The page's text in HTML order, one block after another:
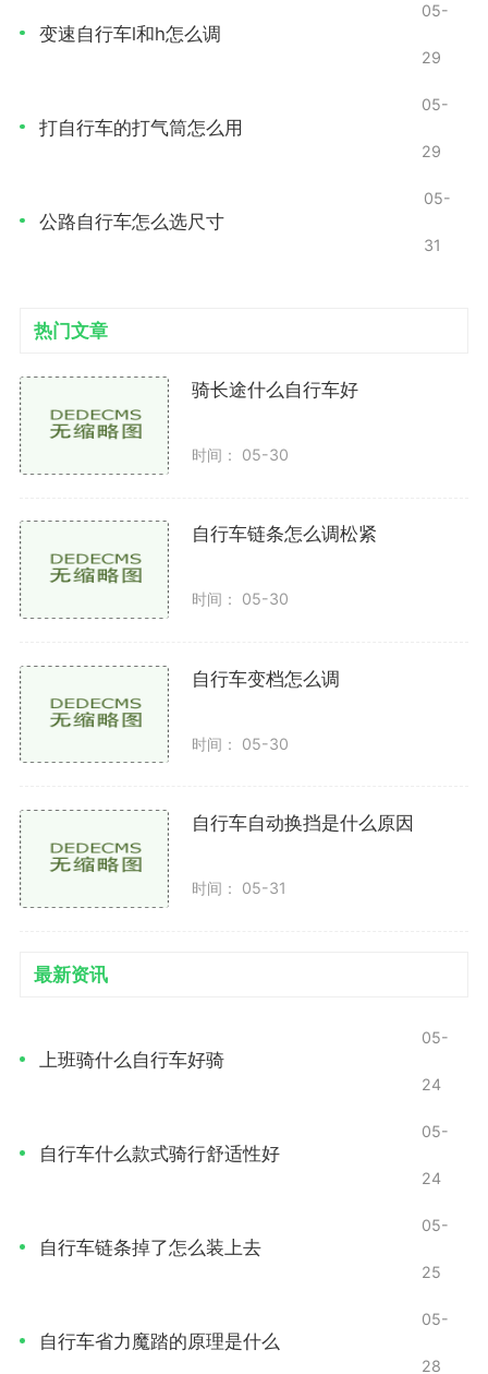
异响：在换挡时，可能会听到链条摩擦或金属撞击
以上症状往往指向变速系统的调节不当，尤其是变
检查变速器
器的外观，确保没有明显的损坏。然后观察链条和齿
轮，查看是否有杂物卡住，或是否出现锈蚀和磨损。
2. 检查变速手柄
确保变速手柄在操作时没有卡顿，换挡是否灵活。
进一步的调节。
前变速器通常位于自行车的把手附近，负责调节链
条在前齿轮上的位置。
离在1-3毫米之间。
调整限位螺丝：前变速器上有两个限位螺丝（L和
H），分别用于控制链条移动到小齿轮和大齿轮的位
调整张力：如果变速器无法顺利切换，可以通过调
后变速器位于后轮附近，负责调节链条在后齿轮上
检查位置：后变速器应与后齿轮的对齐良好，确保
在不同档位之间能够自如切换。
限位螺丝调整：和前变速器类似，后变速器也有两
个限位螺丝（L和H），需要根据实际情况进行调整，确
变速自行车l和h怎么调
05-
29
打自行车的打气筒怎么用
05-
29
公路自行车怎么选尺寸
05-
31
热门文章
骑长途什么自行车好
时间： 05-30
自行车链条怎么调松紧
时间： 05-30
自行车变档怎么调
时间： 05-30
自行车自动换挡是什么原因
时间： 05-31
最新资讯
上班骑什么自行车好骑
05-
24
自行车什么款式骑行舒适性好
05-
24
自行车链条掉了怎么装上去
05-
25
自行车省力魔踏的原理是什么
05-
28